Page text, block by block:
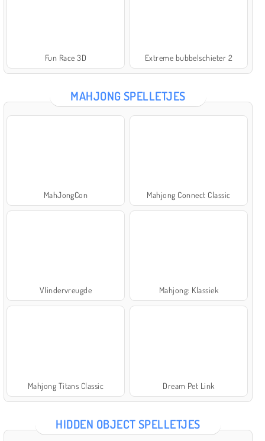
Fun Race 3D Extreme bubbelschieter 2
MAHJONG SPELLETJES
MahJongCon Mahjong Connect Classic
Vlindervreugde Mahjong: Klassiek
Mahjong Titans Classic Dream Pet Link
HIDDEN OBJECT SPELLETJES